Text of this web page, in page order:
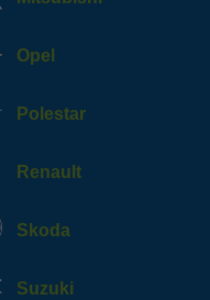
Opel
Polestar
Renault
Skoda
Suzuki